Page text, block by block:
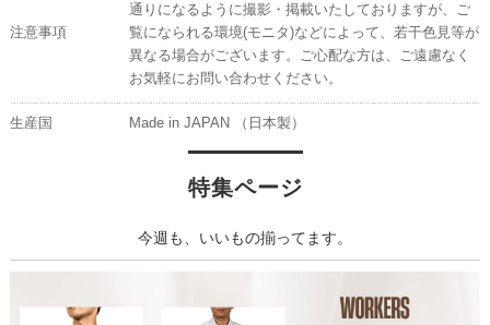
注意事項
通りになるように撮影・掲載いたしておりますが、ご
覧になられる環境(モニタ)などによって、若干色見等が
異なる場合がございます。ご心配な方は、ご遠慮なく
お気軽にお問い合わせください。
生産国 Made in JAPAN （日本製）
特集ページ
今週も、いいもの揃ってます。